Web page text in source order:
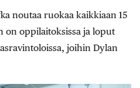
noutaa ruokaa kaikkiaan 15
on oppilaitoksissa ja loput
joihin Dylan